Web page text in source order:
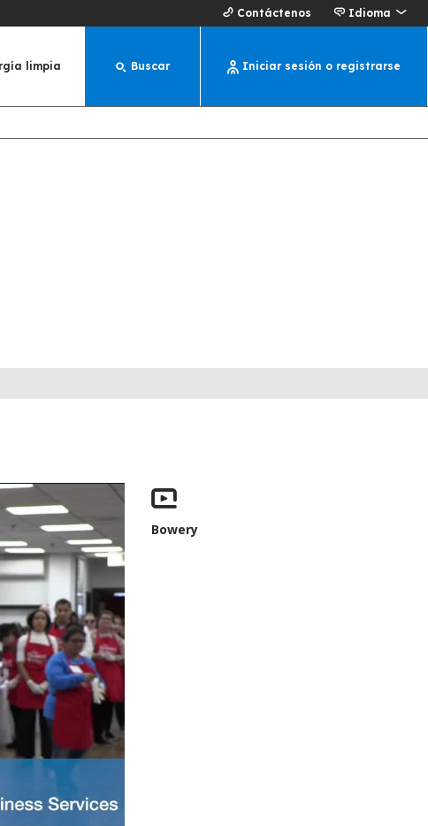
Contáctenos Idioma
limpia Buscar Iniciar sesión o registrarse
Bowery